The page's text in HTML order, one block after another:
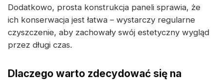
Dodatkowo, prosta konstrukcja paneli sprawia, że
ich konserwacja jest łatwa – wystarczy regularne
czyszczenie, aby zachowały swój estetyczny wygląd
przez długi czas.
Dlaczego warto zdecydować się na